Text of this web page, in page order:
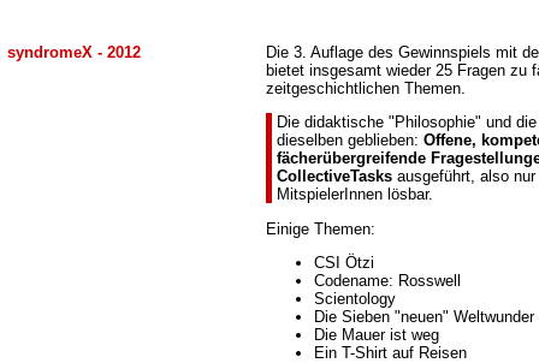
syndromeX - 2012
Die 3. Auflage des Gewinnspiels mit
bietet insgesamt wieder 25 Fragen zu
zeitgeschichtlichen Themen.
Die didaktische "Philosophie" und
dieselben geblieben: Offene,
fächerübergreifende
CollectiveTasks ausgeführt, also
MitspielerInnen lösbar.
Einige Themen:
CSI Ötzi
Codename: Rosswell
Scientology
Die Sieben "neuen" Weltwunder
Die Mauer ist weg
Ein T-Shirt auf Reisen